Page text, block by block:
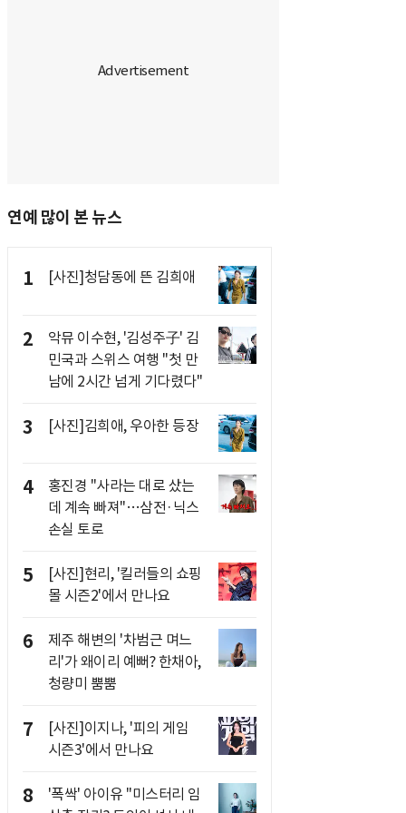
연예 많이 본 뉴스
1 [사진]청담동에 뜬 김희애
2
악뮤 이수현, '김성주子' 김
민국과 스위스 여행 "첫 만
남에 2시간 넘게 기다렸다"
3 [사진]김희애, 우아한 등장
4
홍진경 "사라는 대로 샀는
데 계속 빠져"…삼전·닉스
손실 토로
5
[사진]현리, '킬러들의 쇼핑
몰 시즌2'에서 만나요
6
제주 해변의 '차범근 며느
리'가 왜이리 예뻐? 한채아,
청량미 뿜뿜
7
[사진]이지나, '피의 게임
시즌3'에서 만나요
8
'폭싹' 아이유 "미스터리 임